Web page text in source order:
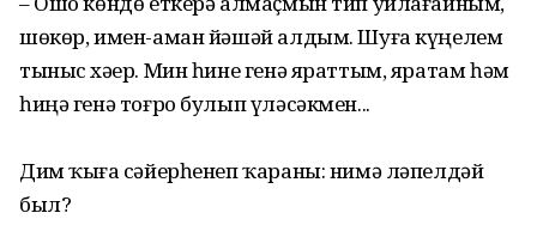
шөкөр, имен-аман йәшәй алдым. Шуға күңелем
тыныс хәҙер. Мин һине генә яраттым, яратам һәм
һиңә генә тоғро булып үләсәкмен...
Дим ҡыҙға сәйерһенеп ҡараны: нимә ләпелдәй
был?